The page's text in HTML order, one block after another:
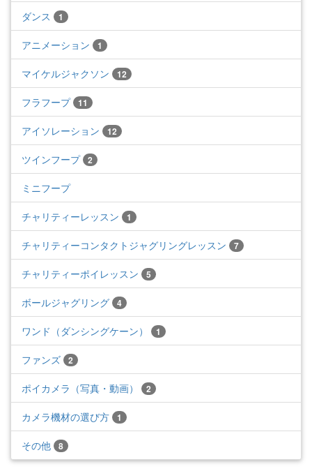
ダンス 1
アニメーション 1
マイケルジャクソン 12
フラフープ 11
アイソレーション 12
ツインフープ 2
ミニフープ
チャリティーレッスン 1
チャリティーコンタクトジャグリングレッスン 7
チャリティーポイレッスン 5
ボールジャグリング 4
ワンド（ダンシングケーン） 1
ファンズ 2
ポイカメラ（写真・動画） 2
カメラ機材の選び方 1
その他 8